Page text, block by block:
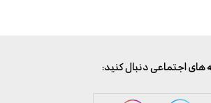
های اجتماعی دنبال کنید